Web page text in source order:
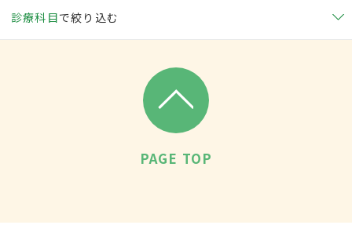
診療科目で絞り込む
PAGE TOP